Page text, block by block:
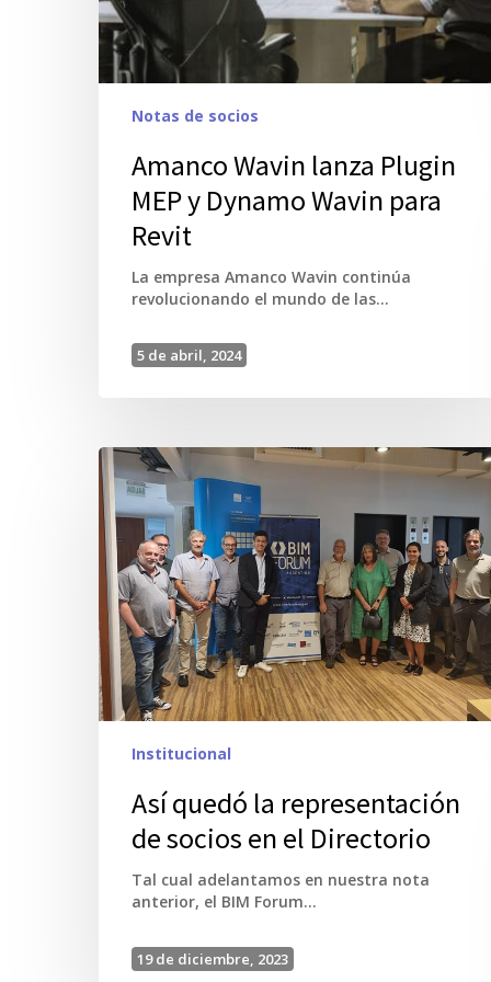
Notas de socios
Amanco Wavin lanza Plugin
MEP y Dynamo Wavin para
Revit
La empresa Amanco Wavin continúa
revolucionando el mundo de las…
5 de abril, 2024
Institucional
Así quedó la representación
de socios en el Directorio
Tal cual adelantamos en nuestra nota
anterior, el BIM Forum…
19 de diciembre, 2023